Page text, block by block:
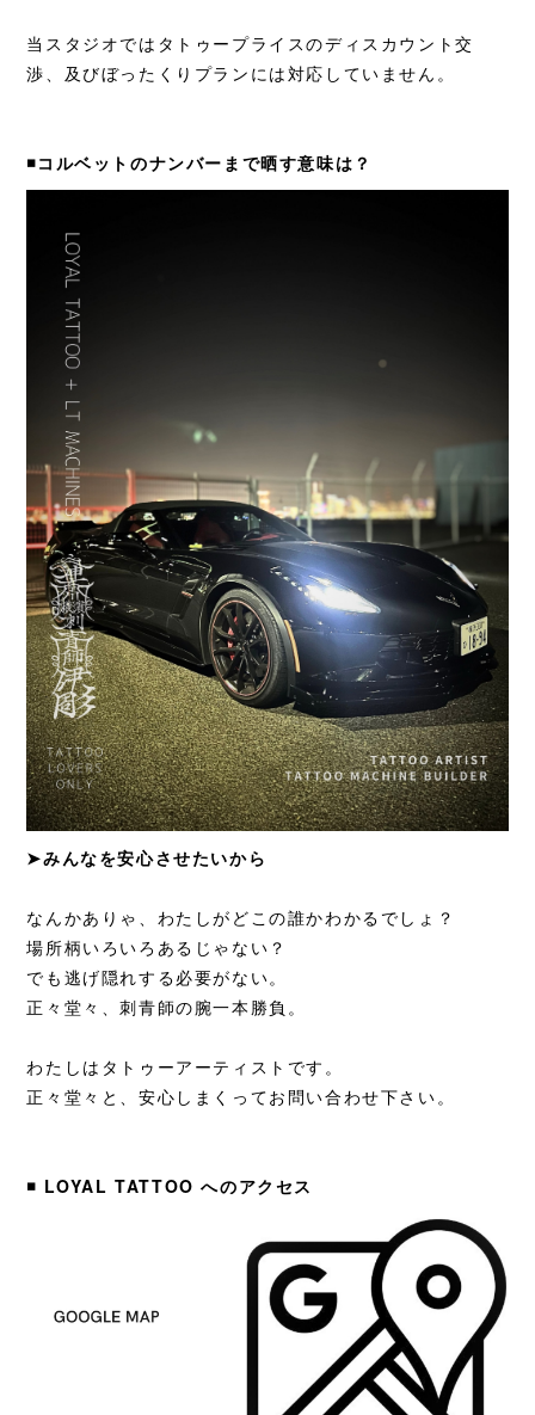
当スタジオではタトゥープライスのディスカウント交
渉、及びぼったくりプランには対応していません。
◾️コルベットのナンバーまで晒す意味は？
➤みんなを安心させたいから
なんかありゃ、わたしがどこの誰かわかるでしょ？
場所柄いろいろあるじゃない？
でも逃げ隠れする必要がない。
正々堂々、刺青師の腕一本勝負。
わたしはタトゥーアーティストです。
正々堂々と、安心しまくってお問い合わせ下さい。
◾️ LOYAL TATTOO へのアクセス